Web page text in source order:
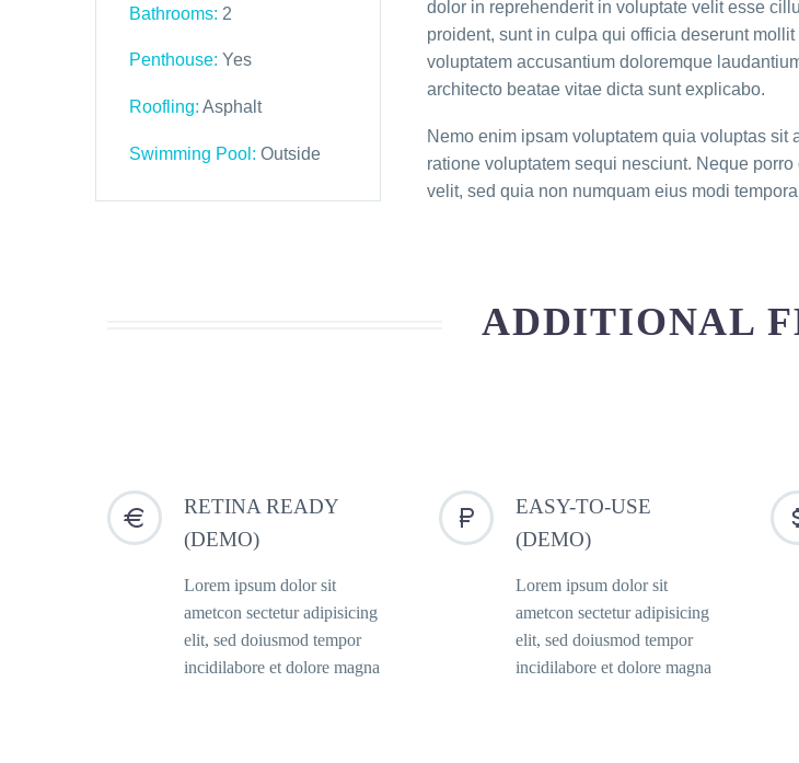
Bathrooms: 2
Penthouse: Yes
Roofling: Asphalt
Swimming Pool: Outside
dolor in reprehenderit in voluptate velit esse
proident, sunt in culpa qui officia deserunt
voluptatem accusantium doloremque
architecto beatae vitae dicta sunt explicabo.
Nemo enim ipsam voluptatem quia voluptas
ratione voluptatem sequi nesciunt. Neque
velit, sed quia non numquam eius modi
ADDITIONAL


RETINA READY
(DEMO)
Lorem ipsum dolor sit
ametcon sectetur adipisicing
elit, sed doiusmod tempor
incidilabore et dolore magna


EASY-TO-USE
(DEMO)
Lorem ipsum dolor sit
ametcon sectetur adipisicing
elit, sed doiusmod tempor
incidilabore et dolore magna